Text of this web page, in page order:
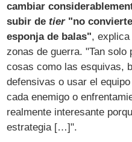
cambiar
subir detier"no convierte
esponja de balas", explica
zonas de guerra. "Tan solo
cosas como las esquivas,
defensivas o usar el
cada enemigo o
realmente interesante
estrategia […]".